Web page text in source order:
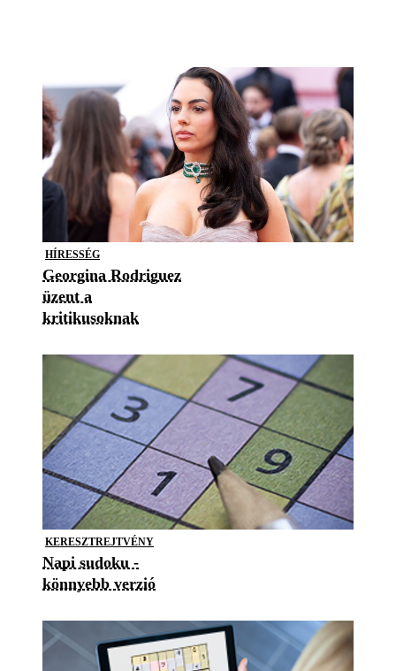
HÍRESSÉG
Georgina Rodriguez
üzent a
kritikusoknak
KERESZTREJTVÉNY
Napi sudoku -
könnyebb verzió